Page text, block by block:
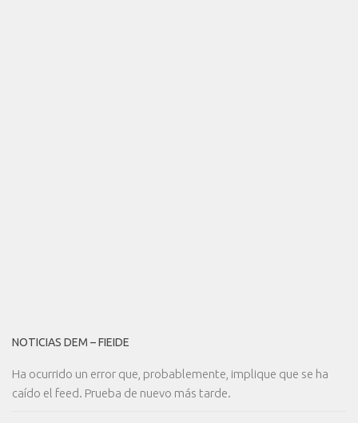
NOTICIAS DEM – FIEIDE
Ha ocurrido un error que, probablemente, implique que se ha
caído el feed. Prueba de nuevo más tarde.